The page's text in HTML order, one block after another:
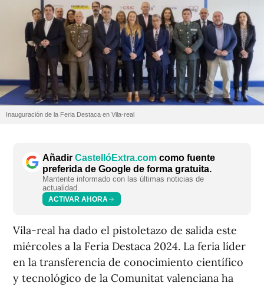
Inauguración de la Feria Destaca en Vila-real
Añadir CastellóExtra.com como fuente
preferida de Google de forma gratuita.
Mantente informado con las últimas noticias de
actualidad.
ACTIVAR AHORA
Vila-real ha dado el pistoletazo de salida este
miércoles a la Feria Destaca 2024. La feria líder
en la transferencia de conocimiento científico
y tecnológico de la Comunitat valenciana ha